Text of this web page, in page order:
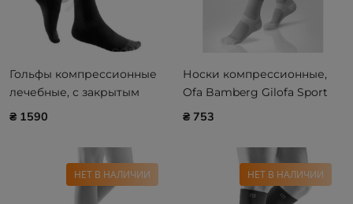
Гольфы компрессионные
лечебные, с закрытым
носком, II класс компр.
₴ 1590
Носки компрессионные,
Ofa Bamberg Gilofa Sport
для спортивной ходьбы
₴ 753
НЕТ В НАЛИЧИИ НЕТ В НАЛИЧИИ